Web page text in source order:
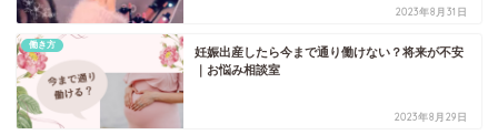
2023年8月31日
働き方
妊娠出産したら今まで通り働けない？将来が不安
｜お悩み相談室
2023年8月29日